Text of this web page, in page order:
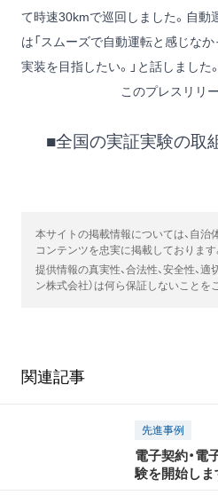
て時速30kmで巡回しました。自
は「スムーズで自動運転と感じな
実装を目指したい。」と話しました。
このプレスリリ
■全国の実証実験の取
本サイトの掲載情報については、自
コンテンツを忠実に掲載しております
提供情報の真実性、合法性、安全性、適
ン株式会社）は何ら保証しないことを
関連記事
先進事例
電子契約・電
験を開始しま